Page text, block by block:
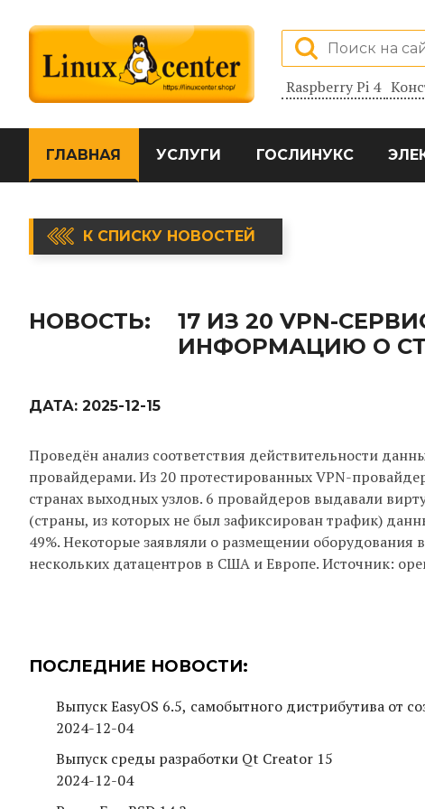
Raspberry Pi 4
ГЛАВНАЯ УСЛУГИ ГОСЛИНУКС
К СПИСКУ НОВОСТЕЙ
НОВОСТЬ:
17 ИЗ 20 VPN-
ИНФОРМАЦИЮ О
ДАТА: 2025-12-15
Проведён анализ соответствия действительности
провайдерами. Из 20 протестированных VPN-
странах выходных узлов. 6 провайдеров выдавали
(страны, из которых не был зафиксирован трафик)
49%. Некоторые заявляли о размещении оборудования
нескольких датацентров в США и Европе. Источник:
ПОСЛЕДНИЕ НОВОСТИ:
Выпуск EasyOS 6.5, самобытного дистрибутива от
2024-12-04
Выпуск среды разработки Qt Creator 15
2024-12-04